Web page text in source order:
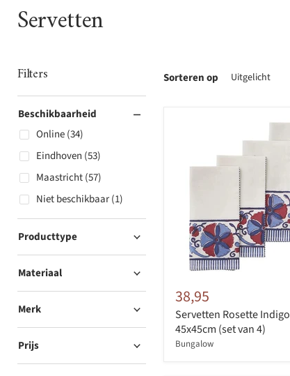
Servetten
Filters
Beschikbaarheid
Eindhoven (53)
Maastricht (57)
Niet beschikbaar (1)
Online (34)
Producttype
Materiaal
Merk
Prijs
Sorteren op
38,95
Servetten Rosette Indigo
45x45cm (set van 4)
Bungalow